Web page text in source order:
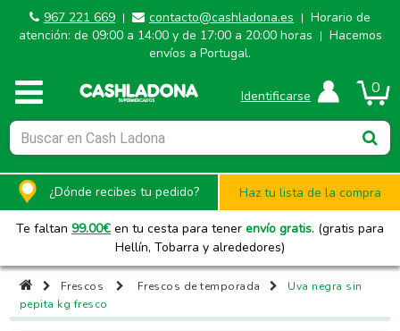
967 221 669 | contacto@cashladona.es | Horario de
atención: de 09:00 a 14:00 y de 17:00 a 20:00 horas
| Hacemos
envíos a Portugal.
0
Identificarse
¿Dónde recibes tu pedido? Haz tu lista de la compra
Te faltan 99.00€ en tu cesta para tener envío gratis. (gratis para
Hellín, Tobarra y alrededores)
Frescos Frescos de temporada
Uva negra sin
pepita kg fresco